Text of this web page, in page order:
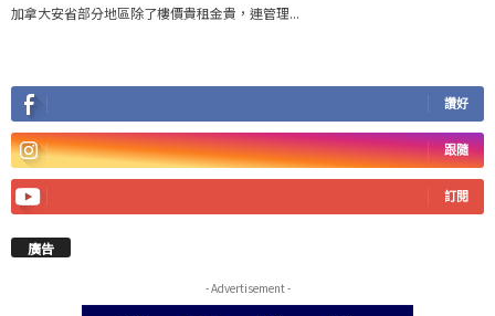
加拿大安省部分地區除了樓價貴租金貴，連管理...
讚好
跟隨
訂閱
廣告
- Advertisement -